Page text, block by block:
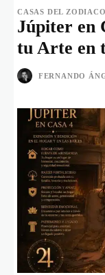
CASAS DEL ZODIACO
Júpiter en
tu Arte en
FERNANDO